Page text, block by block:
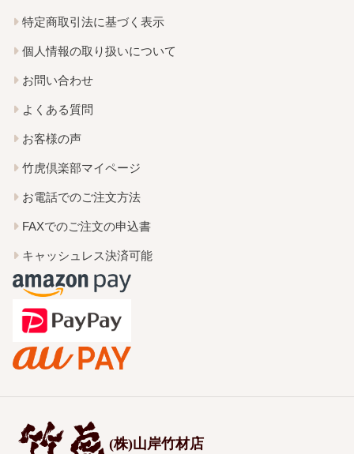
特定商取引法に基づく表示
個人情報の取り扱いについて
お問い合わせ
よくある質問
お客様の声
竹虎倶楽部マイページ
お電話でのご注文方法
FAXでのご注文の申込書
キャッシュレス決済可能
(株)山岸竹材店